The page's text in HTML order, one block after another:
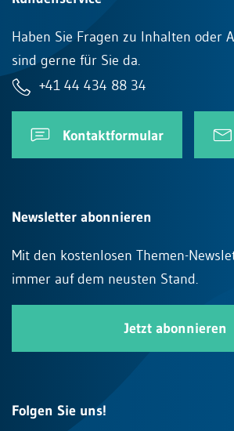
Haben Sie Fragen zu Inhalten oder
sind gerne für Sie da.
+41 44 434 88 34
Kontaktformular
Newsletter abonnieren
Mit den kostenlosen Themen-
immer auf dem neusten Stand.
Jetzt abonnieren
Folgen Sie uns!